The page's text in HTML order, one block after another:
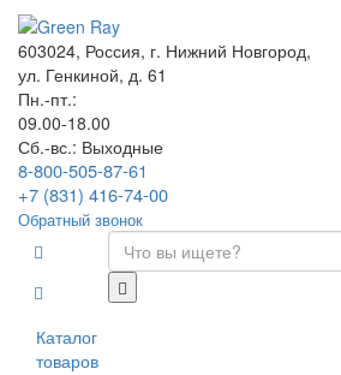
603024, Россия, г. Нижний Новгород,
ул. Генкиной, д. 61
Пн.-пт.:
09.00-18.00
Сб.-вс.: Выходные
8-800-505-87-61
+7 (831) 416-74-00
Обратный звонок
Каталог
товаров